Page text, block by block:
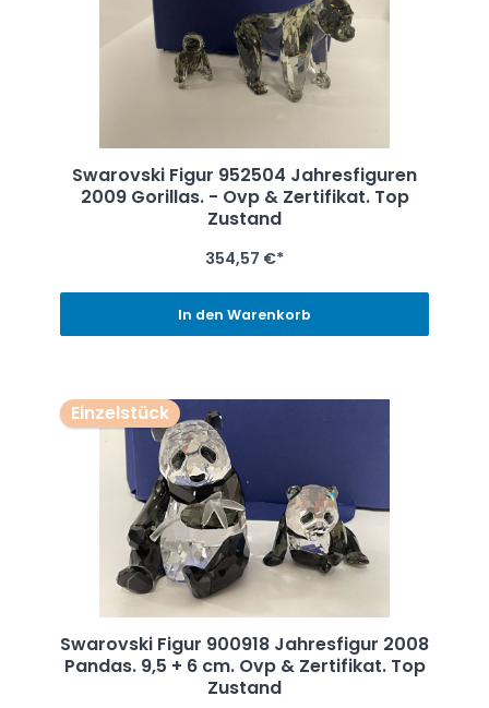
Swarovski Figur 952504 Jahresfiguren
2009 Gorillas. - Ovp & Zertifikat. Top
Zustand
354,57 €*
In den Warenkorb
Einzelstück
Swarovski Figur 900918 Jahresfigur 2008
Pandas. 9,5 + 6 cm. Ovp & Zertifikat. Top
Zustand